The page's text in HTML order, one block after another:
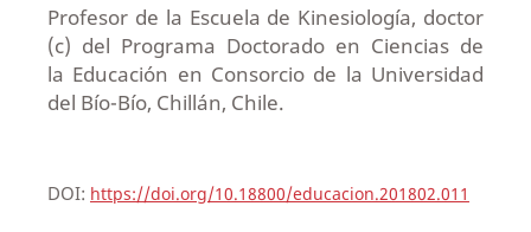
Profesor de la Escuela de Kinesiología, doctor
(c) del Programa Doctorado en Ciencias de
la Educación en Consorcio de la Universidad
del Bío-Bío, Chillán, Chile.
DOI: https://doi.org/10.18800/educacion.201802.011